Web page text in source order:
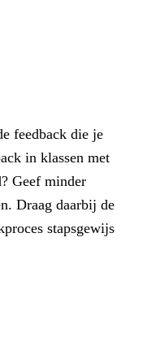
feedback die je
in klassen met
Geef minder
Draag daarbij de
stapsgewijs